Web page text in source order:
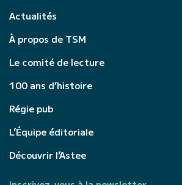
Actualités
À propos de TSM
Le comité de lecture
100 ans d’histoire
Régie pub
L’Équipe éditoriale
Découvrir l’Astee